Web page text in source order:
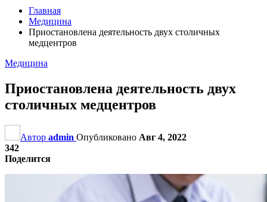
Главная
Медицина
Приостановлена деятельность двух столичных
медцентров
Медицина
Приостановлена деятельность двух
столичных медцентров
Автор admin Опубликовано Авг 4, 2022
342
Поделится